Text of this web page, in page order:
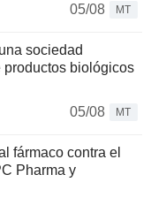
05/08
MT
sociedad
productos biológicos
05/08
MT
fármaco contra el
Pharma y